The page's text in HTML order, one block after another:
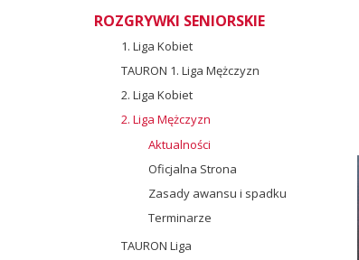
ROZGRYWKI SENIORSKIE
1. Liga Kobiet
TAURON 1. Liga Mężczyzn
2. Liga Kobiet
2. Liga Mężczyzn
Aktualności
Oficjalna Strona
Zasady awansu i spadku
Terminarze
TAURON Liga